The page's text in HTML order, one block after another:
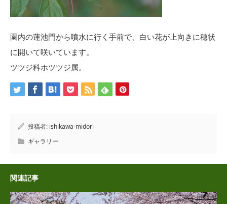
園内の蓮池門から噴水に行く手前で、白い花が上向きに穂状
に開いて咲いています。
ツツジ科ホツツジ属。
投稿者: ishikawa-midori
ギャラリー
関連記事